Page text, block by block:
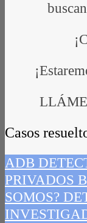
Casos
ADB
PRIVADOS
SOMOS?